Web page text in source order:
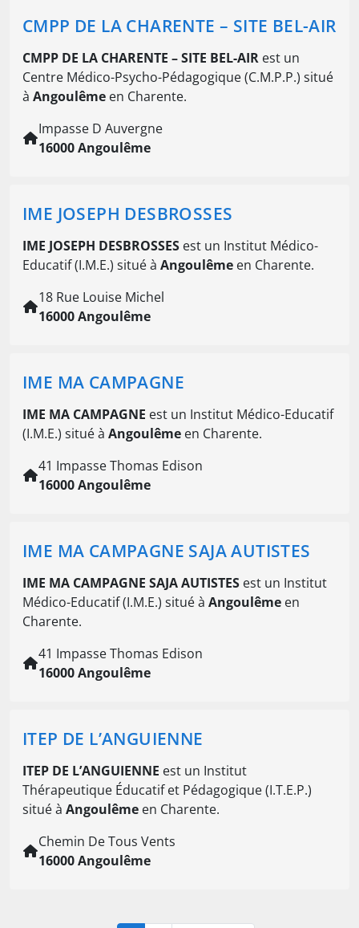
CMPP DE LA CHARENTE – SITE BEL-AIR
CMPP DE LA CHARENTE – SITE BEL-AIR est un
Centre Médico-Psycho-Pédagogique (C.M.P.P.) situé
à Angoulême en Charente.
Impasse D Auvergne
16000 Angoulême
IME JOSEPH DESBROSSES
IME JOSEPH DESBROSSES est un Institut Médico-
Educatif (I.M.E.) situé à Angoulême en Charente.
18 Rue Louise Michel
16000 Angoulême
IME MA CAMPAGNE
IME MA CAMPAGNE est un Institut Médico-Educatif
(I.M.E.) situé à Angoulême en Charente.
41 Impasse Thomas Edison
16000 Angoulême
IME MA CAMPAGNE SAJA AUTISTES
IME MA CAMPAGNE SAJA AUTISTES est un Institut
Médico-Educatif (I.M.E.) situé à Angoulême en
Charente.
41 Impasse Thomas Edison
16000 Angoulême
ITEP DE L’ANGUIENNE
ITEP DE L’ANGUIENNE est un Institut
Thérapeutique Éducatif et Pédagogique (I.T.E.P.)
situé à Angoulême en Charente.
Chemin De Tous Vents
16000 Angoulême